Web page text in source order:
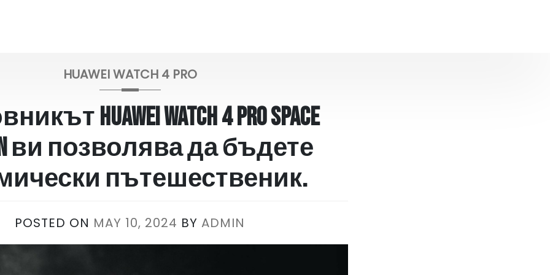
HUAWEI WATCH 4 PRO
HUAWEI WATCH 4 Pro Space
ви позволява да бъдете
пътешественик.
POSTED ON MAY 10, 2024 BY ADMIN